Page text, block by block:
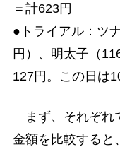
＝計623円
●トライアル：ツ
円）、明太子（
127円。この日は
まず、それぞれ
金額を比較すると